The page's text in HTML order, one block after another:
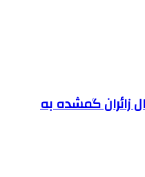
زائران گمشده به